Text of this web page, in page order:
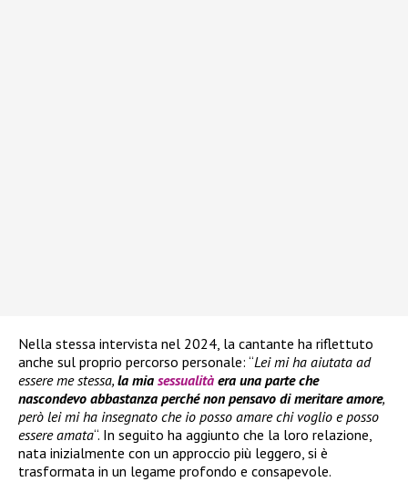
Nella stessa intervista nel 2024, la cantante ha riflettuto
anche sul proprio percorso personale: “Lei mi ha aiutata ad
essere me stessa, la mia sessualità era una parte che
nascondevo abbastanza perché non pensavo di meritare amore,
però lei mi ha insegnato che io posso amare chi voglio e posso
essere amata“. In seguito ha aggiunto che la loro relazione,
nata inizialmente con un approccio più leggero, si è
trasformata in un legame profondo e consapevole.